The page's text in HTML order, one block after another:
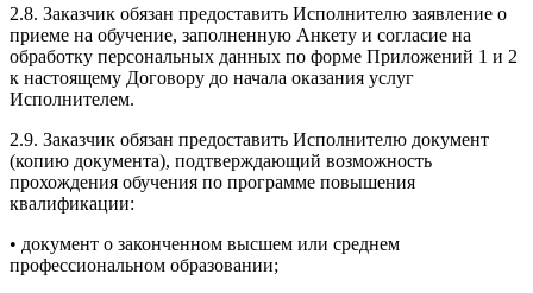
2.8. Заказчик обязан предоставить Исполнителю заявление о
приеме на обучение, заполненную Анкету и согласие на
обработку персональных данных по форме Приложений 1 и 2
к настоящему Договору до начала оказания услуг
Исполнителем.
2.9. Заказчик обязан предоставить Исполнителю документ
(копию документа), подтверждающий возможность
прохождения обучения по программе повышения
квалификации:
• документ о законченном высшем или среднем
профессиональном образовании;